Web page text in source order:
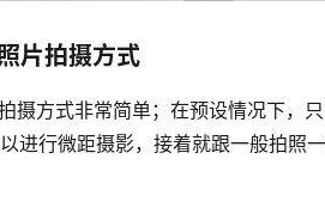
片拍摄方式
摄方式非常简单；在预设情况下，
进行微距摄影，接着就跟一般拍照